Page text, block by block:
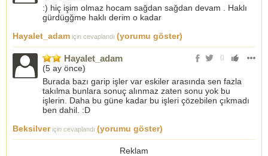
:) hiç işim olmaz hocam sağdan sağdan devam . Haklı
gürdügğme haklı derim o kadar
Hayalet_adam için cevaplandı (yorumu göster)
0
Hayalet_adam
(5 ay önce)
Burada bazı garip işler var eskiler arasında sen fazla
takılma bunlara sonuç alınmaz zaten sonu yok bu
işlerin. Daha bu güne kadar bu işleri çözebilen çıkmadı
ben dahil. :D
Beksilveriçin cevaplandı (yorumu göster)
Reklam